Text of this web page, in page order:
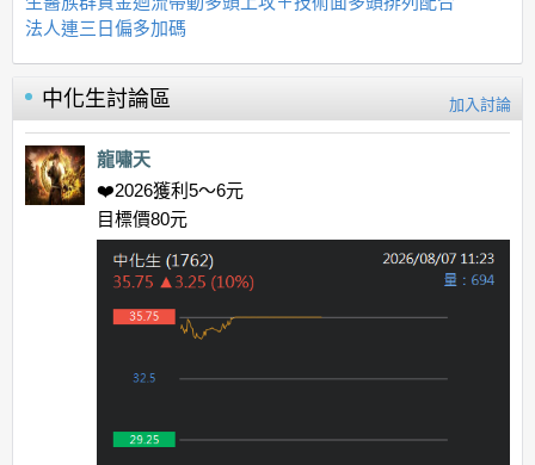
法人連三日偏多加碼
中化生討論區 加入討論
龍嘯天
❤️2026獲利5～6元
目標價80元